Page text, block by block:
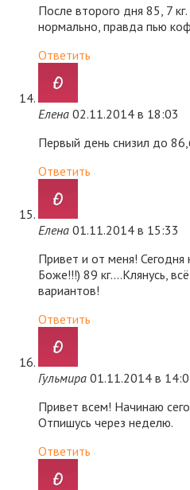
После второго дня 85, 7
нормально, правда пью
Ответить
Елена 02.11.2014 в 18:03
Первый день снизил до
Ответить
Елена 01.11.2014 в 15:33
Привет и от меня! Сегодня
Боже!!!) 89 кг….Клянусь,
вариантов!
Ответить
Гульмира 01.11.2014 в
Привет всем! Начинаю
Отпишусь через неделю.
Ответить